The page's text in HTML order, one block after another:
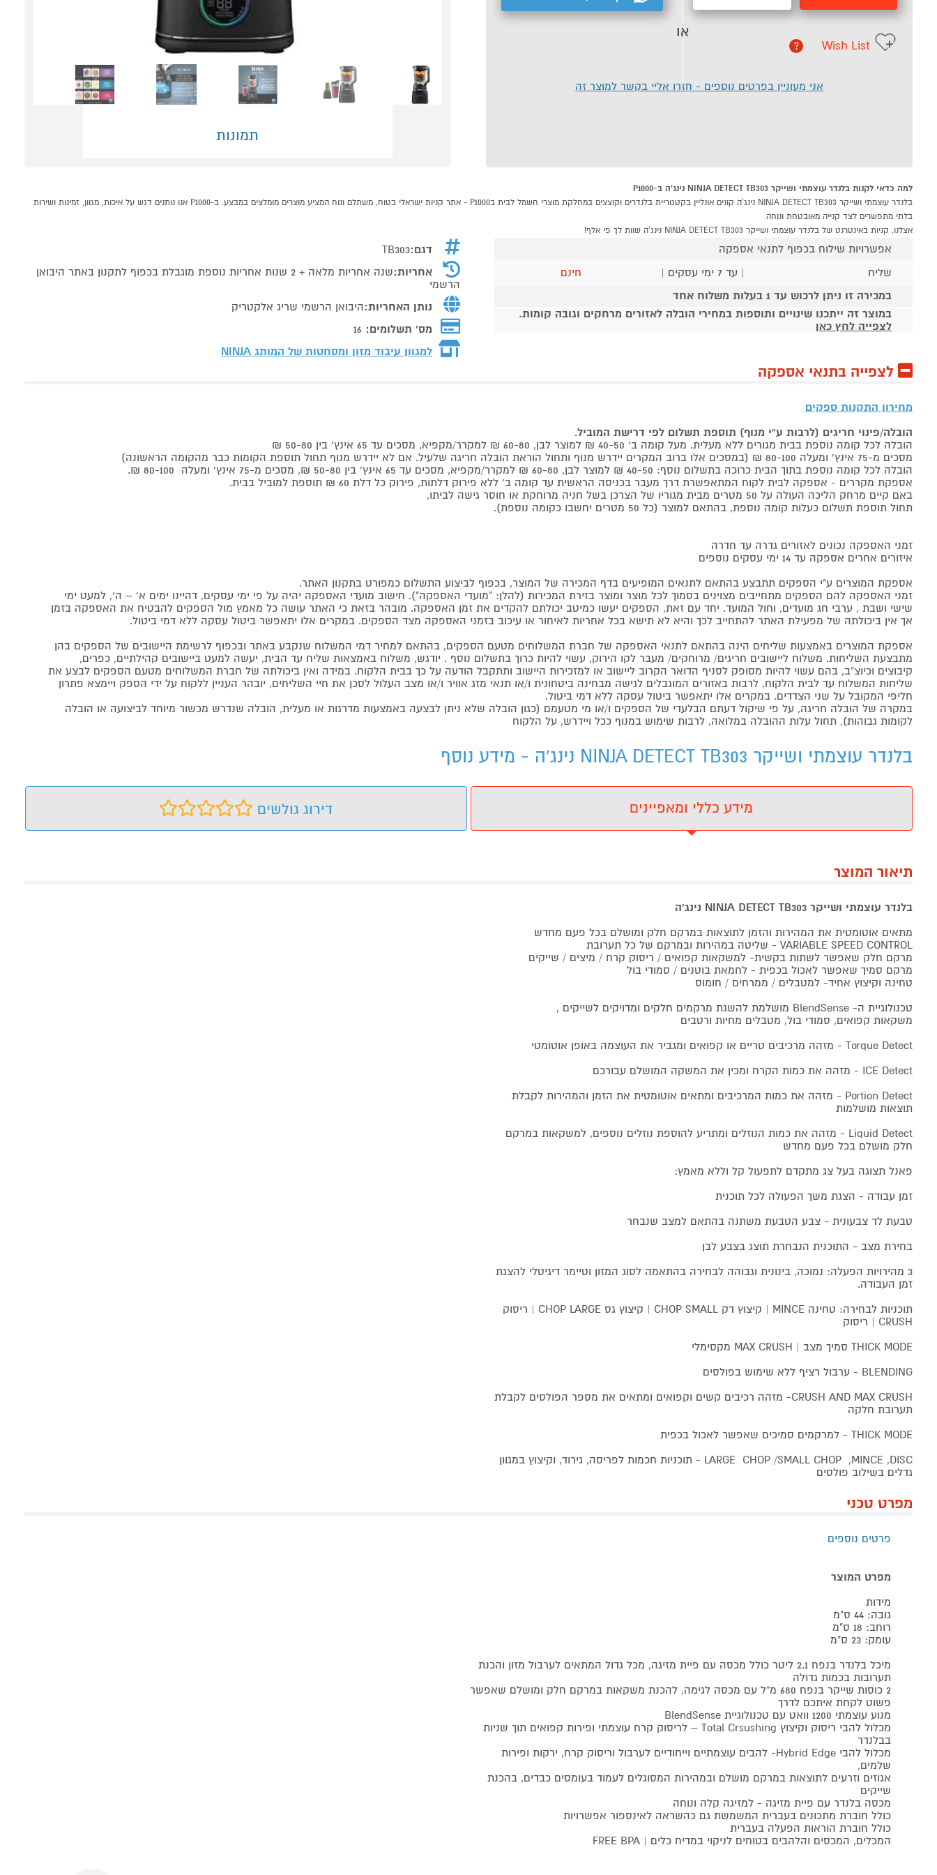
תמונות
או
Wish List
?
אני מעוניין בפרטים נוספים - חזרו אליי בקשר למוצר זה
למה כדאי לקנות בלנדר עוצמתי ושייקר NINJA DETECT TB303 נינג'ה ב-P1000
בלנדר עוצמתי ושייקר NINJA DETECT TB303 נינג'ה קונים אונליין בקטגוריית בלנדרים וקוצצים במחלקת מוצרי חשמל לבית בP1000 - אתר קניות ישראלי בטוח, משתלם ונוח המציע מוצרים מומלצים במבצע. ב-P1000 אנו נותנים דגש על איכות, מגוון, זמינות ושירות
בלתי מתפשרים לצד קנייה מאובטחת ונוחה.
אצלנו, קניות באינטרנט של בלנדר עוצמתי ושייקר NINJA DETECT TB303 נינג'ה שוות לך פי אלף!
אפשרויות שילוח בכפוף לתנאי אספקה
שליח
| עד 7 ימי עסקים |
חינם
במכירה זו ניתן לרכוש עד 1 בעלות משלוח אחד
במוצר זה ייתכנו שינויים ותוספות במחירי הובלה לאזורים מרחקים וגובה קומות.
לצפייה לחץ כאן
דגם:TB303
אחריות:
שנה אחריות מלאה + 2 שנות אחריות נוספת מוגבלת בכפוף לתקנון באתר היבואן
הרשמי
נותן האחריות:היבואן הרשמי שריג אלקטריק
מס' תשלומים: 16
למגוון עיבוד מזון ומסחטות של המותג NINJA
לצפייה בתנאי אספקה
מחירון התקנות ספקים
הובלה/פינוי חריגים (לרבות ע"י מנוף) תוספת תשלום לפי דרישת המוביל.
הובלה לכל קומה נוספת בבית מגורים ללא מעלית. מעל קומה ב' 40-50 ₪ למוצר לבן, 60-80 ₪ למקרר/מקפיא, מסכים עד 65 אינץ' בין 50-80 ₪
מסכים מ-75 אינץ' ומעלה 80-100 ₪ (במסכים אלו ברוב המקרים יידרש מנוף ותחול הוראת הובלה חריגה שלעיל. אם לא יידרש מנוף תחול תוספת הקומות כבר מהקומה הראשונה)
הובלה לכל קומה נוספת בתוך הבית כרוכה בתשלום נוסף: 40-50 ₪ למוצר לבן, 60-80 ₪ למקרר/מקפיא, מסכים עד 65 אינץ' בין 50-80 ₪, מסכים מ-75 אינץ' ומעלה 80-100 ₪.
אספקת מקררים - אספקה לבית לקוח המתאפשרת דרך מעבר בכניסה הראשית עד קומה ב' ללא פירוק דלתות, פירוק כל דלת 60 ₪ תוספת למוביל בבית.
באם קיים מרחק הליכה העולה על 50 מטרים מבית מגוריו של הצרכן בשל חניה מרוחקת או חוסר גישה לביתו,
תחול תוספת תשלום כעלות קומה נוספת, בהתאם למוצר (כל 50 מטרים יחשבו כקומה נוספת).
זמני האספקה נכונים לאזורים גדרה עד חדרה
איזורים אחרים אספקה עד 14 ימי עסקים נוספים
אספקת המוצרים ע"י הספקים תתבצע בהתאם לתנאים המופיעים בדף המכירה של המוצר, בכפוף לביצוע התשלום כמפורט בתקנון האתר.
זמני האספקה להם הספקים מתחייבים מצוינים בסמוך לכל מוצר ומוצר בזירת המכירות (להלן: "מועדי האספקה"). חישוב מועדי האספקה יהיה על פי ימי עסקים, דהיינו ימים א' – ה', למעט ימי
שישי ושבת , ערבי חג מועדים, וחול המועד. יחד עם זאת, הספקים יעשו כמיטב יכולתם להקדים את זמן האספקה. מובהר בזאת כי האתר עושה כל מאמץ מול הספקים להבטיח את האספקה בזמן
אך אין ביכולתה של מפעילת האתר להתחייב לכך והיא לא תישא בכל אחריות לאיחור או עיכוב בזמני האספקה מצד הספקים. במקרים אלו יתאפשר ביטול עסקה ללא דמי ביטול.
אספקת המוצרים באמצעות שליחים הינה בהתאם לתנאי האספקה של חברת המשלוחים מטעם הספקים, בהתאם למחיר דמי המשלוח שנקבע באתר ובכפוף לרשימת היישובים של הספקים בהן
מתבצעת השליחות. משלוח ליישובים חריגים/ מרוחקים/ מעבר לקו הירוק, עשוי להיות כרוך בתשלום נוסף . יודגש, משלוח באמצאות שליח עד הבית, יעשה למעט ביישובים קהילתיים, כפרים,
קיבוצים וכיוצ"ב, בהם עשוי להיות מסופק לסניף הדואר הקרוב ליישוב או למזכירות היישוב ותתקבל הודעה על כך בבית הלקוח. במידה ואין ביכולתה של חברת המשלוחים מטעם הספקים לבצע את
שליחות המשלוח עד לבית הלקוח, לרבות באזורים המוגבלים לגישה מבחינה ביטחונית ו/או תנאי מזג אוויר ו/או מצב העלול לסכן את חיי השליחים, יובהר העניין ללקוח על ידי הספק ויימצא פתרון
חליפי המקובל על שני הצדדים. במקרים אלו יתאפשר ביטול עסקה ללא דמי ביטול.
במקרה של הובלה חריגה, על פי שיקול דעתם הבלעדי של הספקים ו/או מי מטעמם (כגון הובלה שלא ניתן לבצעה באמצעות מדרגות או מעלית, הובלה שנדרש מכשור מיוחד לביצועה או הובלה
לקומות גבוהות), תחול עלות ההובלה במלואה, לרבות שימוש במנוף ככל ויידרש, על הלקוח
בלנדר עוצמתי ושייקר NINJA DETECT TB303 נינג'ה - מידע נוסף
מידע כללי ומאפיינים דירוג גולשים
תיאור המוצר
בלנדר עוצמתי ושייקר NINJA DETECT TB303 נינג'ה
מתאים אוטומטית את המהירות והזמן לתוצאות במרקם חלק ומושלם בכל פעם מחדש
VARIABLE SPEED CONTROL - שליטה במהירות ובמרקם של כל תערובת
מרקם חלק שאפשר לשתות בקשית- למשקאות קפואים / ריסוק קרח / מיצים / שייקים
מרקם סמיך שאפשר לאכול בכפית - לחמאת בוטנים / סמודי בול
טחינה וקיצוץ אחיד- למטבלים / ממרחים / חומוס
טכנולוגיית ה- BlendSense מושלמת להשגת מרקמים חלקים ומדויקים לשייקים ,
משקאות קפואים, סמודי בול, מטבלים מחיות ורטבים
Torque Detect - מזהה מרכיבים טריים או קפואים ומגביר את העוצמה באופן אוטומטי
ICE Detect - מזהה את כמות הקרח ומכין את המשקה המושלם עבורכם
Portion Detect - מזהה את כמות המרכיבים ומתאים אוטומטית את הזמן והמהירות לקבלת
תוצאות מושלמות
Liquid Detect - מזהה את כמות הנוזלים ומתריע להוספת נוזלים נוספים, למשקאות במרקם
חלק מושלם בכל פעם מחדש
פאנל תצוגה בעל צג מתקדם לתפעול קל וללא מאמץ:
זמן עבודה - הצגת משך הפעולה לכל תוכנית
טבעת לד צבעונית - צבע הטבעת משתנה בהתאם למצב שנבחר
בחירת מצב - התוכנית הנבחרת תוצג בצבע לבן
3 מהירויות הפעלה: נמוכה, בינונית וגבוהה לבחירה בהתאמה לסוג המזון וטיימר דיגיטלי להצגת
זמן העבודה.
תוכניות לבחירה: טחינה MINCE | קיצוץ דק CHOP SMALL | קיצוץ גס CHOP LARGE | ריסוק
CRUSH | ריסוק
THICK MODE סמיך מצב | MAX CRUSH מקסימלי
BLENDING - ערבול רציף ללא שימוש בפולסים
CRUSH AND MAX CRUSH- מזהה רכיבים קשים וקפואים ומתאים את מספר הפולסים לקבלת
תערובת חלקה
THICK MODE - למרקמים סמיכים שאפשר לאכול בכפית
LARGE CHOP /SMALL CHOP ,MINCE ,DISC - תוכניות חכמות לפריסה, גירוד, וקיצוץ במגוון
גדלים בשילוב פולסים
מפרט טכני
פרטים נוספים
מפרט המוצר
מידות
גובה: 44 ס"מ
רוחב: 18 ס"מ
עומק: 23 ס"מ
מיכל בלנדר בנפח 2.1 ליטר כולל מכסה עם פיית מזיגה, מכל גדול המתאים לערבול מזון והכנת
תערובות בכמות גדולה
2 כוסות שייקר בנפח 680 מ“ל עם מכסה לגימה, להכנת משקאות במרקם חלק ומושלם שאפשר
פשוט לקחת איתכם לדרך
מנוע עוצמתי 1200 וואט עם טכנולוגיית BlendSense
מכלול להבי ריסוק וקיצוץ Total Crsushing – לריסוק קרח עוצמתי ופירות קפואים תוך שניות
בבלנדר
מכלול להבי Hybrid Edge- להבים עוצמתיים וייחודיים לערבול וריסוק קרח, ירקות ופירות
שלמים,
אגוזים וזרעים לתוצאות במרקם מושלם ובמהירות המסוגלים לעמוד בעומסים כבדים, בהכנת
שייקים
מכסה בלנדר עם פיית מזיגה - למזיגה קלה ונוחה
כולל חוברת מתכונים בעברית המשמשת גם כהשראה לאינספור אפשרויות
כולל חוברת הוראות הפעלה בעברית
המכלים, המכסים והלהבים בטוחים לניקוי במדיח כלים | FREE BPA